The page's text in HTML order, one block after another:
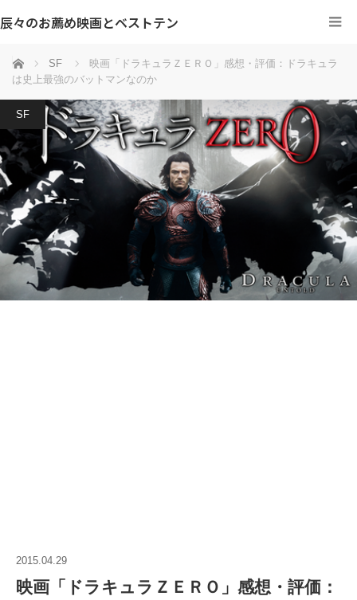
辰々のお薦め映画とベストテン
ホーム SF
映画「ドラキュラＺＥＲＯ」感想・評価：ドラキュラ
は史上最強のバットマンなのか
SF
2015.04.29
映画「ドラキュラＺＥＲＯ」感想・評価：